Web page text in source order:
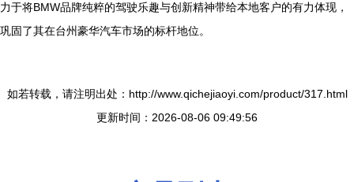
力于将BMW品牌纯粹的驾驶乐趣与创新精神带给本地客户的有力体现，
巩固了其在台州豪华汽车市场的标杆地位。
如若转载，请注明出处：http://www.qichejiaoyi.com/product/317.html
更新时间：2026-08-06 09:49:56